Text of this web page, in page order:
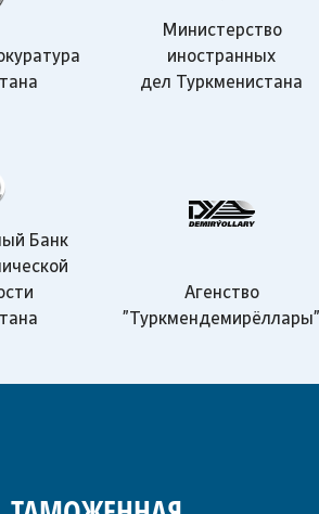
Министерство
иностранных
дел Туркменистана
Банк
Агенство
"Туркмендемирёллары"